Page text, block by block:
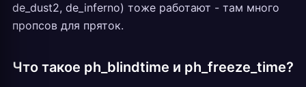
de_dust2, de_inferno) тоже работают - там много
пропсов для пряток.
Что такое ph_blindtime и ph_freeze_time?